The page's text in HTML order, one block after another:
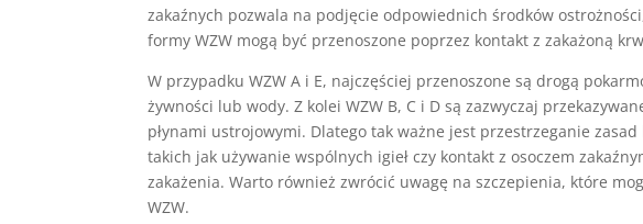
zakaźnych pozwala na podjęcie odpowiednich środków
formy WZW mogą być przenoszone poprzez kontakt z zakażoną
W przypadku WZW A i E, najczęściej przenoszone są drogą
żywności lub wody. Z kolei WZW B, C i D są zazwyczaj
płynami ustrojowymi. Dlatego tak ważne jest przestrzeganie
takich jak używanie wspólnych igieł czy kontakt z osoczem
zakażenia. Warto również zwrócić uwagę na szczepienia, które
WZW.